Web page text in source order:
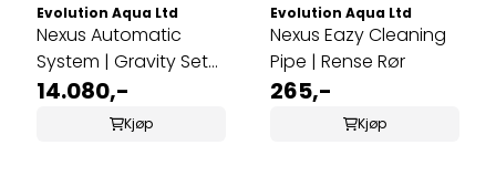
Evolution Aqua Ltd
Nexus Automatic
System | Gravity Set
Up (300 body)
14.080,-
Kjøp
Evolution Aqua Ltd
Nexus Eazy Cleaning
Pipe | Rense Rør
265,-
Kjøp